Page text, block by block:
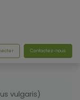
Contactez-nous
vulgaris)